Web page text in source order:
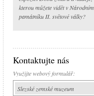
kterou můžete vidět v Národním
památníku II. světové války?
Kontaktujte nás
Využijte webový formulář:
Slezské zemské muzeum